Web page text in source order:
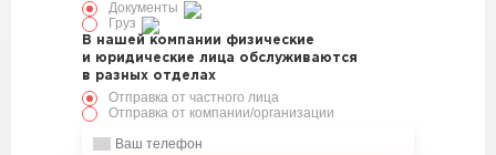
Документы
Груз
В нашей компании физические
и юридические лица обслуживаются
в разных отделах
Отправка от частного лица
Отправка от компании/организации